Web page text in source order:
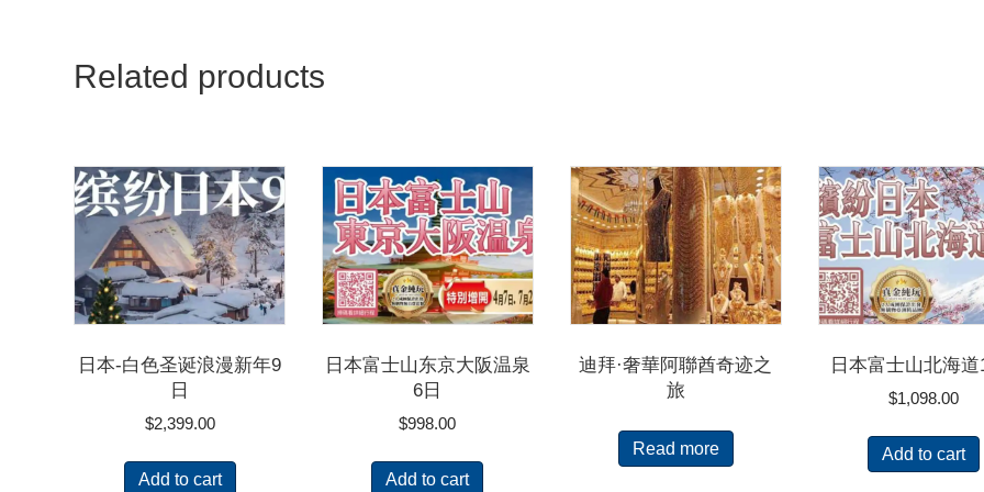
Related products
日本-白色圣诞浪漫新年9
日
$2,399.00
Add to cart
日本富士山东京大阪温泉
6日
$998.00
Add to cart
迪拜·奢華阿聯酋奇迹之
旅
Read more
日本富士山北海道
$1,098.00
Add to cart